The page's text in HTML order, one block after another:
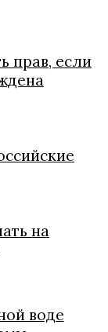
прав, если
на
воде